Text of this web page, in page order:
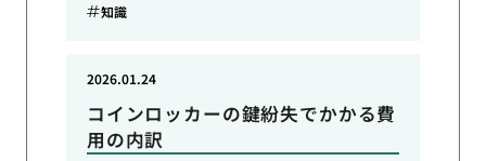
知識
コインロッカーの鍵紛失でかかる費
用の内訳
2026.01.24